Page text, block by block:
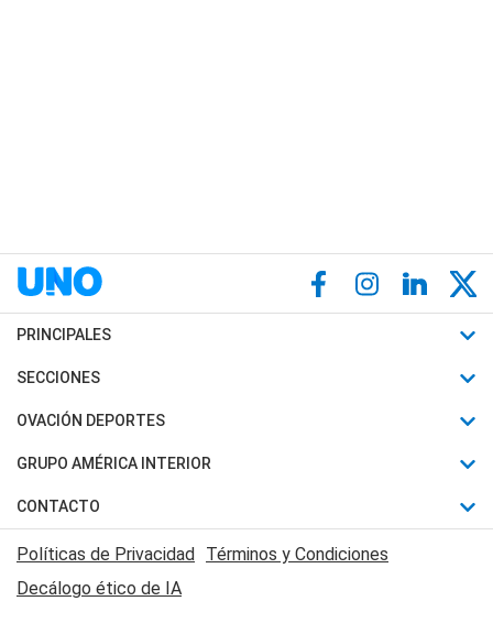
PRINCIPALES
Últimas Noticias
Política
Judiciales
Economia
SECCIONES
Horóscopo
Motores
Trucos caseros
Series y Películas
Edictos y Solicitadas
OVACIÓN DEPORTES
Fútbol
Mundial
Automovilismo
Rugby
GRUPO AMÉRICA INTERIOR
Canal 7 en Vivo
CONTACTO
Acerca de Nosotros
Contactanos
Políticas de Privacidad Términos y Condiciones
Decálogo ético de IA